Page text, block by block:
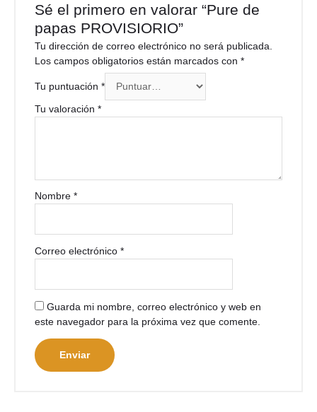
Sé el primero en valorar “Pure de
papas PROVISIORIO”
Tu dirección de correo electrónico no será publicada.
Los campos obligatorios están marcados con*
Tu puntuación*
Tu valoración*
Nombre*
Correo electrónico*
Guarda mi nombre, correo electrónico y web en
este navegador para la próxima vez que comente.